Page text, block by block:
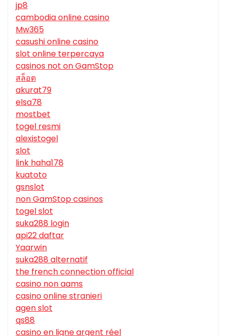
jp8
cambodia online casino
Mw365
casushi online casino
slot online terpercaya
casinos not on GamStop
สล็อต
akurat79
elsa78
mostbet
togel resmi
alexistogel
slot
link haha178
kuatoto
gsnslot
non GamStop casinos
togel slot
suka288 login
api22 daftar
Yaarwin
suka288 alternatif
the french connection official
casino non aams
casino online stranieri
agen slot
qs88
casino en ligne argent réel